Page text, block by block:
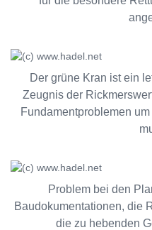
Der grüne Kran ist ein
Zeugnis der
Fundamentproblemen
Problem bei den
Baudokumentationen, die
die zu hebenden